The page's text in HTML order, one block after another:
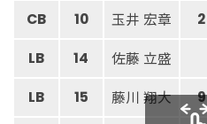
CB 10 玉井 宏章 2
LB 14 佐藤 立盛
LB 15 藤川 翔大 9